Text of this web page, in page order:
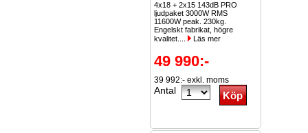
4x18 + 2x15 143dB PRO
ljudpaket 3000W RMS
11600W peak. 230kg.
Engelskt fabrikat, högre
kvalitet....
Läs mer
49 990:-
39 992:- exkl. moms
Antal